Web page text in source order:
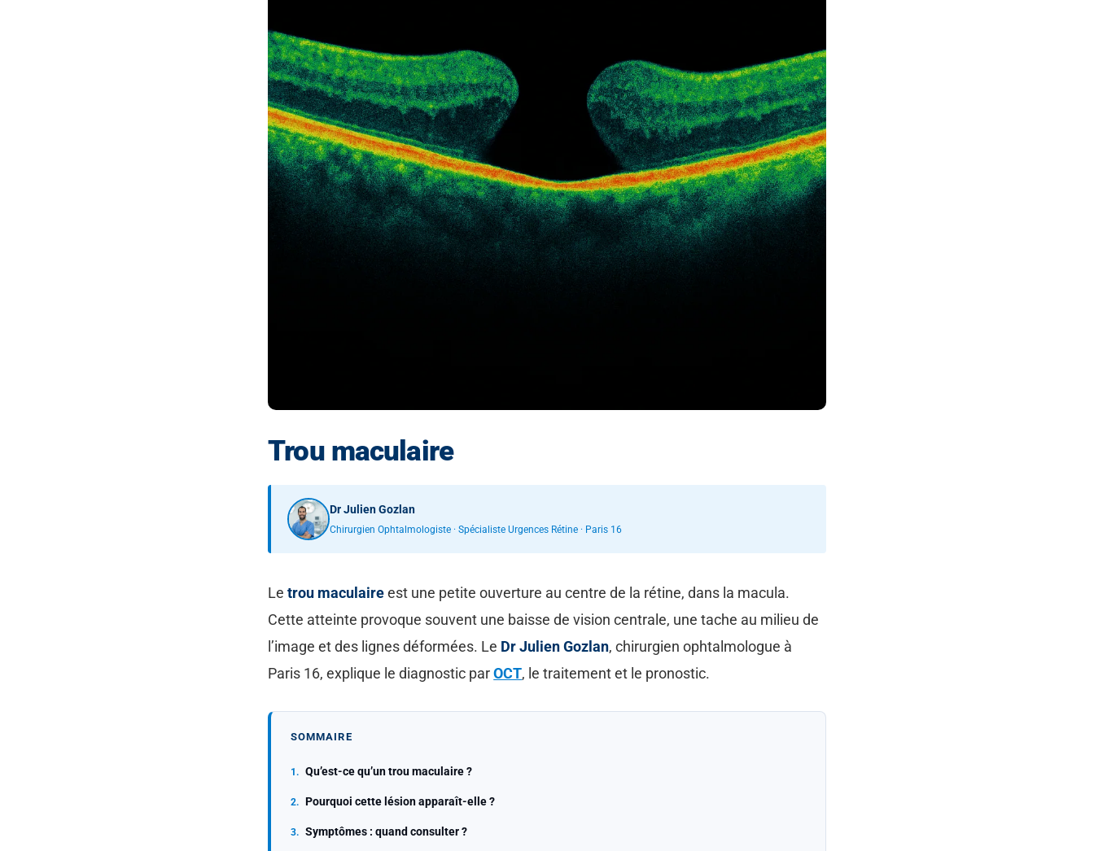
Trou maculaire
Dr Julien Gozlan
Chirurgien Ophtalmologiste · Spécialiste Urgences Rétine · Paris 16
Letrou maculaireest une petite ouverture au centre de la rétine, dans la macula.
Cette atteinte provoque souvent une baisse de vision centrale, une tache au milieu de
l’image et des lignes déformées. Le Dr Julien Gozlan, chirurgien ophtalmologue à
Paris 16, explique le diagnostic parOCT, le traitement et le pronostic.
SOMMAIRE
Qu’est-ce qu’un trou maculaire ?
Pourquoi cette lésion apparaît-elle ?
Symptômes : quand consulter ?